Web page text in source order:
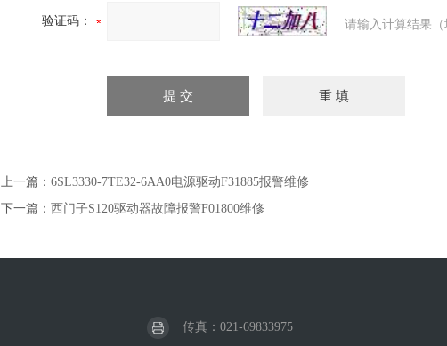
验证码： 请输入计算结果
上一篇： 6SL3330-7TE32-6AA0电源驱动F31885报警维修
下一篇： 西门子S120驱动器故障报警F01800维修
传真：021-69833975